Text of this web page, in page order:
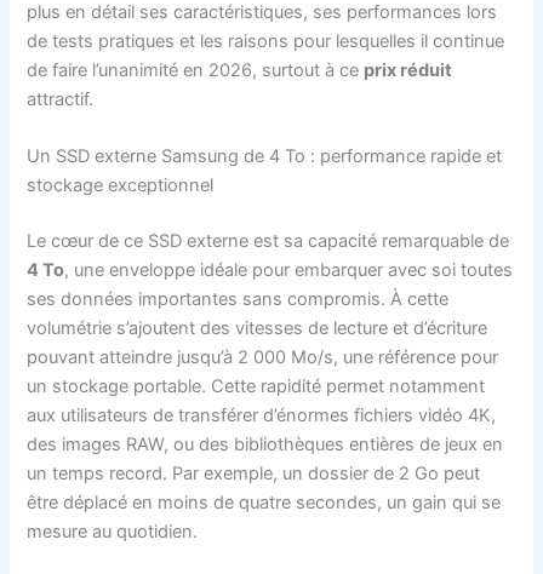
plus en détail ses caractéristiques, ses performances lors
de tests pratiques et les raisons pour lesquelles il continue
de faire l’unanimité en 2026, surtout à ce prix réduit
attractif.
Un SSD externe Samsung de 4 To : performance rapide et
stockage exceptionnel
Le cœur de ce SSD externe est sa capacité remarquable de
4 To, une enveloppe idéale pour embarquer avec soi toutes
ses données importantes sans compromis. À cette
volumétrie s’ajoutent des vitesses de lecture et d’écriture
pouvant atteindre jusqu’à 2 000 Mo/s, une référence pour
un stockage portable. Cette rapidité permet notamment
aux utilisateurs de transférer d’énormes fichiers vidéo 4K,
des images RAW, ou des bibliothèques entières de jeux en
un temps record. Par exemple, un dossier de 2 Go peut
être déplacé en moins de quatre secondes, un gain qui se
mesure au quotidien.